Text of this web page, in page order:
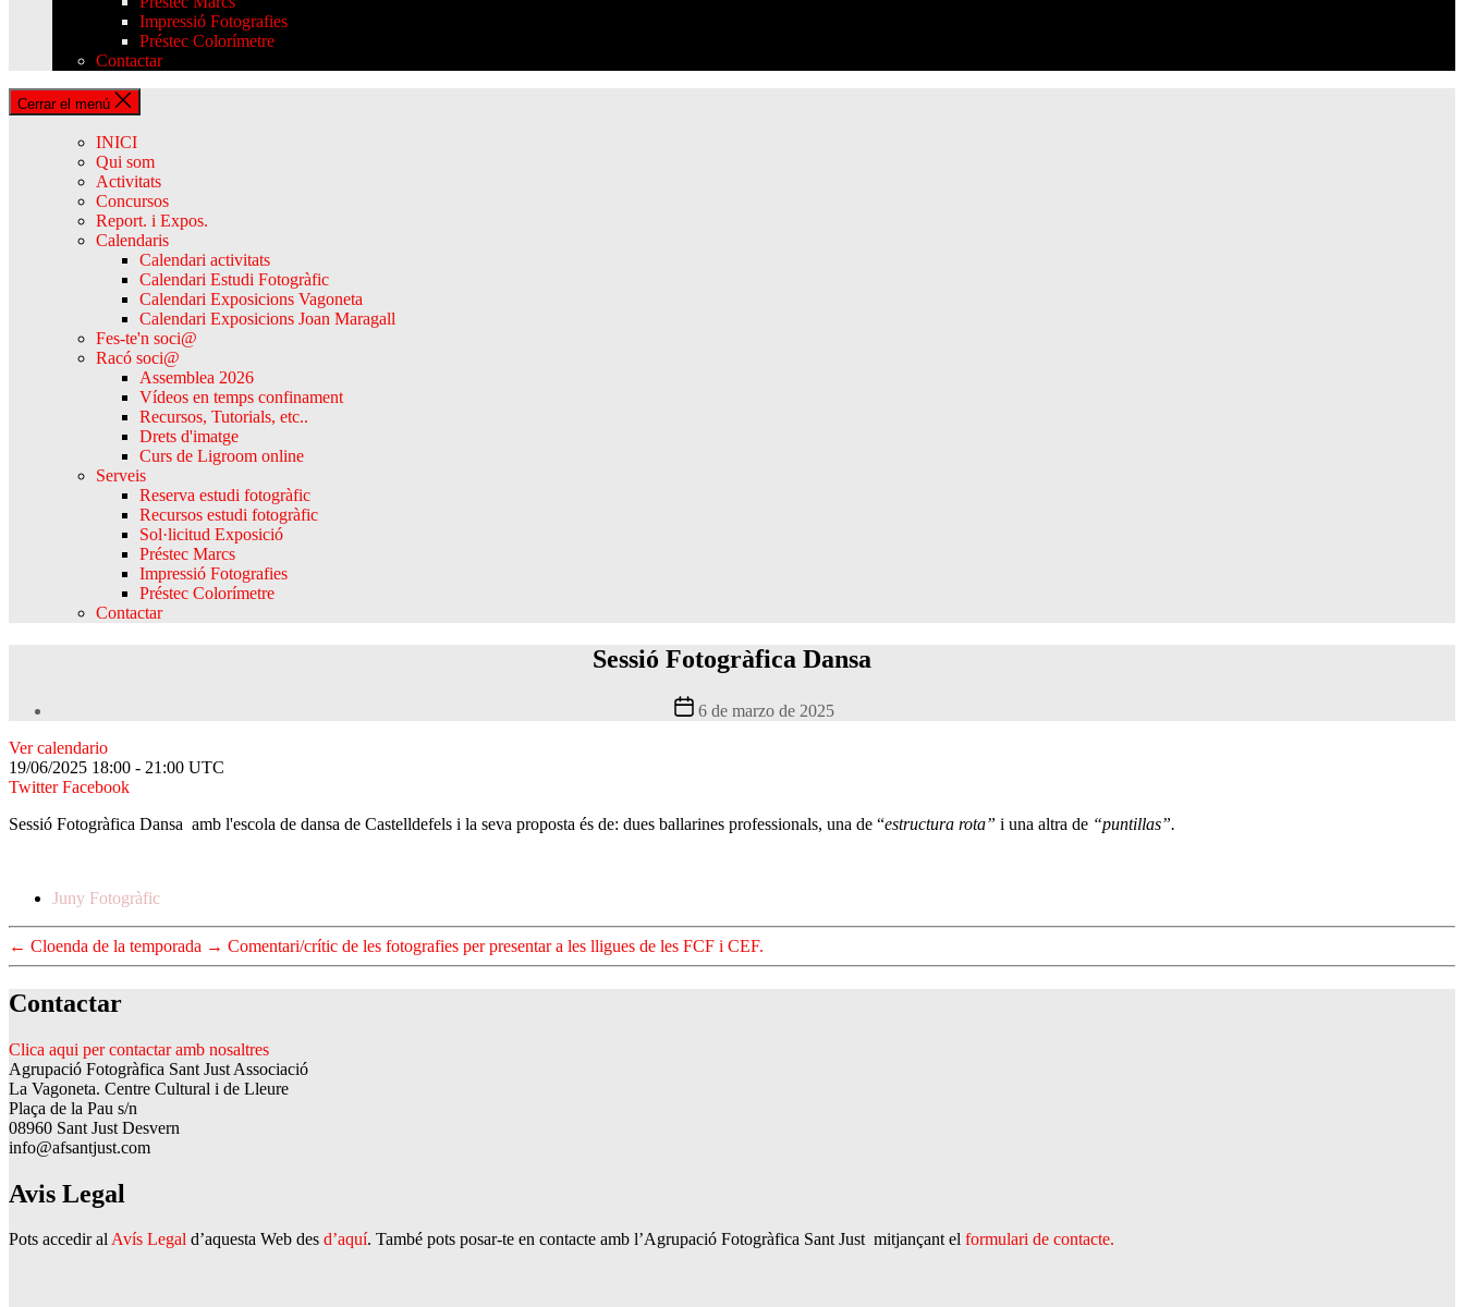
Impressió Fotografies
Préstec Colorímetre
Contactar
Cerrar el menú
INICI
Qui som
Activitats
Concursos
Report. i Expos.
Calendaris
Calendari activitats
Calendari Estudi Fotogràfic
Calendari Exposicions Vagoneta
Calendari Exposicions Joan Maragall
Fes-te'n soci@
Racó soci@
Assemblea 2026
Vídeos en temps confinament
Recursos, Tutorials, etc..
Drets d'imatge
Curs de Ligroom online
Serveis
Reserva estudi fotogràfic
Recursos estudi fotogràfic
Sol·licitud Exposició
Préstec Marcs
Impressió Fotografies
Préstec Colorímetre
Contactar
Sessió Fotogràfica Dansa
Fecha6 de marzo de 2025
Ver calendario
19/06/2025 18:00 - 21:00 UTC
Twitter Facebook
Sessió Fotogràfica Dansa amb l'escola de dansa de Castelldefels i la seva proposta és de: dues ballarines professionals, una de “estructura rota” i una altra de “puntillas”.
Juny Fotogràfic
← Cloenda de la temporada → Comentari/crític de les fotografies per presentar a les lligues de les FCF i CEF.
Contactar
Clica aqui per contactar amb nosaltres
Agrupació Fotogràfica Sant Just Associació
La Vagoneta. Centre Cultural i de Lleure
Plaça de la Pau s/n
08960 Sant Just Desvern
info@afsantjust.com
Avis Legal
Pots accedir alAvís Legal d’aquesta Web des d’aquí. També pots posar-te en contacte amb l’Agrupació Fotogràfica Sant Just mitjançant el formulari de contacte.